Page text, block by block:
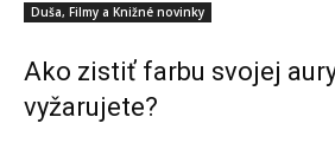
Duša, Filmy a Knižné novinky
Ako zistiť farbu svojej
vyžarujete?